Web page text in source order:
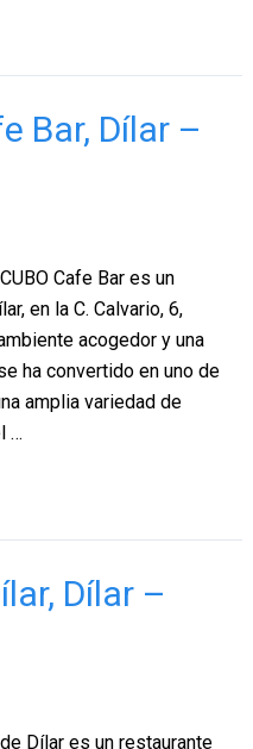
Bar, Dílar –
Cafe Bar es un
en la C. Calvario, 6,
acogedor y una
ha convertido en uno de
amplia variedad de
…
Dílar –
Dílar es un restaurante